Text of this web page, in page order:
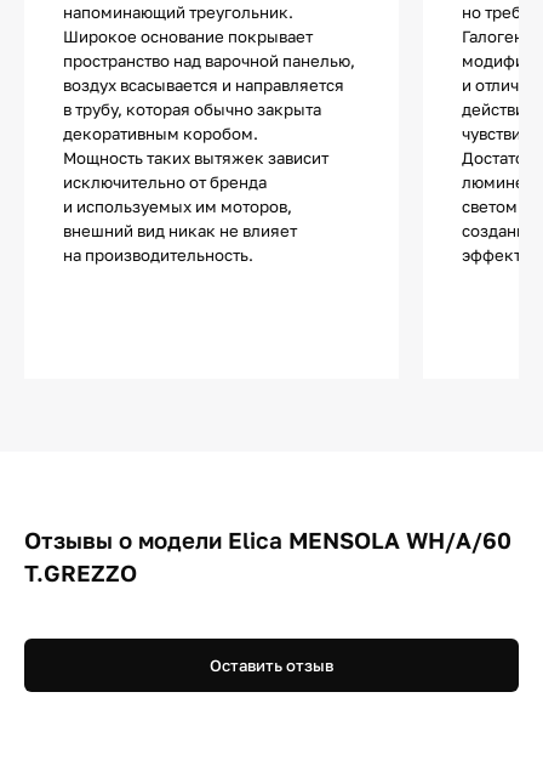
напоминающий треугольник.
Широкое основание покрывает
пространство над варочной панелью,
воздух всасывается и направляется
в трубу, которая обычно закрыта
декоративным коробом.
Мощность таких вытяжек зависит
исключительно от бренда
и используемых им моторов,
внешний вид никак не влияет
на производительность.
но
и
светом и
создания
Отзывы о модели Elica MENSOLA WH/A/60
T.GREZZO
Оставить отзыв